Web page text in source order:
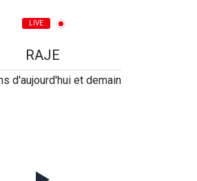
LIVE
RAJE
d'aujourd'hui et demain